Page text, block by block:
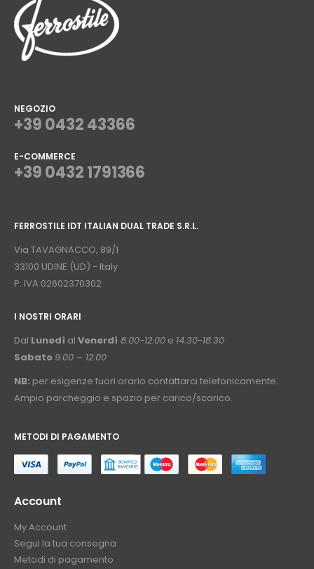
NEGOZIO
+39 0432 43366
E-COMMERCE
+39 0432 1791366
FERROSTILE IDT ITALIAN DUAL TRADE S.R.L.
Via TAVAGNACCO, 89/1
33100 UDINE (UD) - Italy
P. IVA 02602370302
I NOSTRI ORARI
Dal Lunedì al Venerdì 8.00-12.00 e 14.30-18.30
Sabato 9.00 – 12.00
NB: per esigenze fuori orario contattarci telefonicamente.
Ampio parcheggio e spazio per carico/scarico.
METODI DI PAGAMENTO
Account
My Account
Segui la tua consegna
Metodi di pagamento